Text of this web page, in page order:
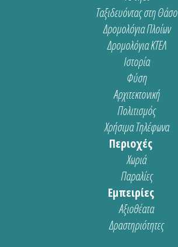
Ταξιδευόντας στη Θάσο
Δρομολόγια Πλοίων
Δρομολόγια ΚΤΕΛ
Ιστορία
Φύση
Αρχιτεκτονική
Πολιτισμός
Χρήσιμα Τηλέφωνα
Περιοχές
Χωριά
Παραλίες
Εμπειρίες
Αξιοθέατα
Δραστηριότητες